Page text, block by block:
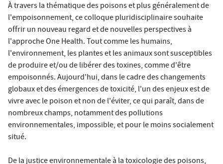
À travers la thématique des poisons et plus généralement de
l'empoisonnement, ce colloque pluridisciplinaire souhaite
offrir un nouveau regard et de nouvelles perspectives à
l'approche One Health. Tout comme les humains,
l'environnement, les plantes et les animaux sont susceptibles
de produire et/ou de libérer des toxines, comme d'être
empoisonnés. Aujourd'hui, dans le cadre des changements
globaux et des émergences de toxicité, l'un des enjeux est de
vivre avec le poison et non de l'éviter, ce qui paraît, dans de
nombreux champs, notamment des pollutions
environnementales, impossible, et pour le moins socialement
situé.